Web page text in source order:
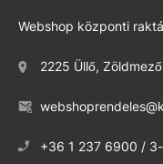
Webshop központi
2225 Üllő,
+36 1 237 6900 /